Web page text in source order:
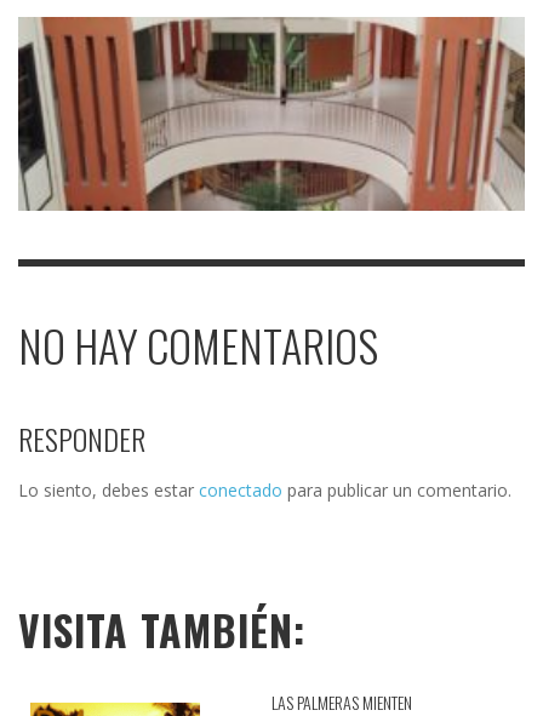
NO HAY COMENTARIOS
RESPONDER
Lo siento, debes estar conectado para publicar un comentario.
VISITA TAMBIÉN:
LAS PALMERAS MIENTEN